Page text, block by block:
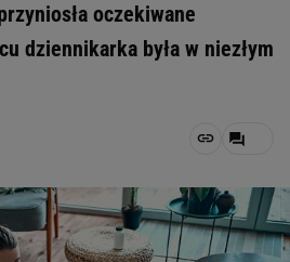
oczekiwane
dziennikarka była w niezłym